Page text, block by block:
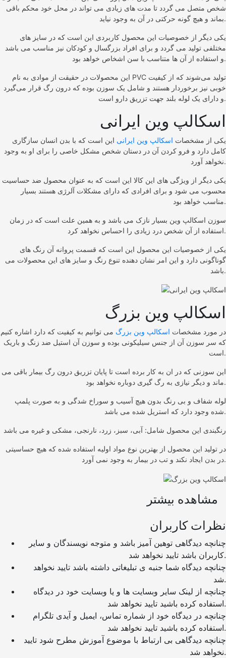
شخص متصل می گردد تا مدت های زیادی می تواند در محل خود محکم باقی
بماند و هیچ گونه حرکتی در آن به وجود نیاید.
یکی دیگر از خصوصیات این محصول کاربردی این است که در سایز های
مختلفی تولید می گردد و برای افراد بزرگسال و کودکان نیز مناسب می باشد
و استفاده از آن ها متناسب با سن اشخاص خواهد بود.
این محصولات در حقیقت از موادی به نام PVC تولید می‌شوند که از کیفیت
خوبی نیز برخوردار هستند و شامل یک سوزن بوده که درون رگ قرار می‌گیرد
و دارای یک لوله بلند جهت تزریق دارو است.
اسکالپ وین ایرانی
یکی از مشخصات اسکالپ وین ایرانی این است که با بدن انسان سازگاری
کامل دارد و فرو کردن آن در دستان شخص مشکل خاصی را برای او به وجود
نخواهد آورد.
یکی دیگر از ویژگی‌ های این کالا این است که به عنوان محصول ضد حساسیت
محسوب می‌ شود و برای افرادی که دارای مشکلات آلرژی هستند بسیار
مناسب خواهد بود.
سوزن اسکالپ وین بسیار نازک می باشد و به همین علت است که در زمان
استفاده از آن شخص درد زیادی را احساس نخواهد کرد.
یکی از خصوصیات این محصول این است که قسمت پروانه آن رنگ های
گوناگونی دارد و این امر نشان دهنده تنوع رنگ و سایز های این محصولات می
باشد.
اسکالپ وین بزرگ
در مورد مشخصات اسکالپ وین بزرگ می توانیم به کیفیت که دارد اشاره کنیم
که سر سوزن آن از جنس سیلیکونی بوده و سوزن آن استیل ضد زنگ و باریک
است.
این سوزنی که در ان به کار برده است تا پایان تزریق درون رگ بیمار باقی می
ماند و دیگر نیازی به رگ گیری دوباره نخواهد بود.
لوله شفاف و بی رنگ بدون هیچ آسیب و سوراخ شدگی و به صورت پلمپ
شده وجود دارد که استریل شده می باشد.
رنگبندی این محصول شامل: آبی، سبز، زرد، نارنجی، مشکی و غیره می باشد
در تولید این محصول از بهترین نوع مواد اولیه استفاده شده که هیچ حساسیتی
در بدن ایجاد نکند و تب در بیمار به وجود نمی آورد.
مشاهده بیشتر
نظرات کاربران
کاربران باشد تایید نخواهد شد.
شد.
استفاده کرده باشید تایید نخواهد شد.
استفاده کرده باشید تایید نخواهد شد.
چنانچه دیدگاهی بی ارتباط با موضوع آموزش مطرح شود تایید
نخواهد شد.